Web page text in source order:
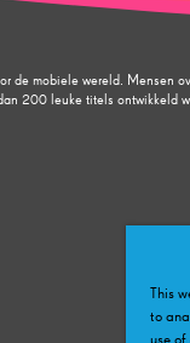
de mobiele wereld. Mensen
200 leuke titels ontwikkeld
This
to